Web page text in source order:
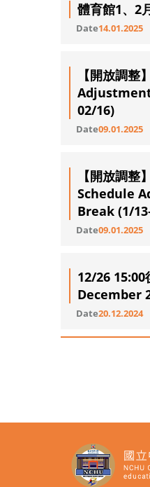
體育館1、2
Date14.01.2025
【開放調
02/16)
Date09.01.2025
【開放調
Schedule
Break (1/
Date09.01.2025
12/26
December
Date20.12.2024